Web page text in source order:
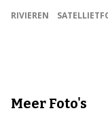
RIVIEREN
Meer Foto's